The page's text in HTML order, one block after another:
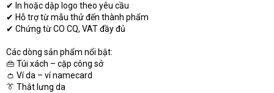
✔ In hoặc dập logo theo yêu cầu
✔ Hỗ trợ từ mẫu thử đến thành phẩm
✔ Chứng từ CO CQ, VAT đầy đủ
Các dòng sản phẩm nổi bật:
👜 Túi xách – cặp công sở
👛 Ví da – ví namecard
👔 Thắt lưng da